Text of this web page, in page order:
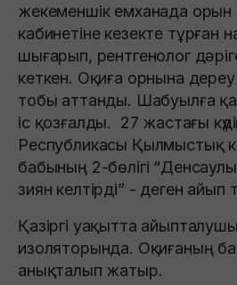
жекеменшік емханада орын
кабинетіне кезекте тұрған
шығарып, рентгенолог
кеткен. Оқиға орнына
тобы аттанды. Шабуылға
іс қозғалды. 27 жастағы
Республикасы Қылмыстық
бабының 2-бөлігі
зиян келтірді” - деген айып
Қазіргі уақытта
изоляторында. Оқиғаның
анықталып жатыр.